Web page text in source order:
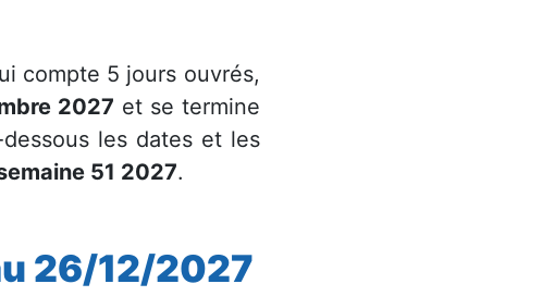
compte 5 jours ouvrés,
2027 et se termine
les dates et les
51 2027.
26/12/2027